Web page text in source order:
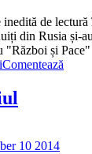
de lectură
din Rusia și-
"Război și
Comentează
10 2014